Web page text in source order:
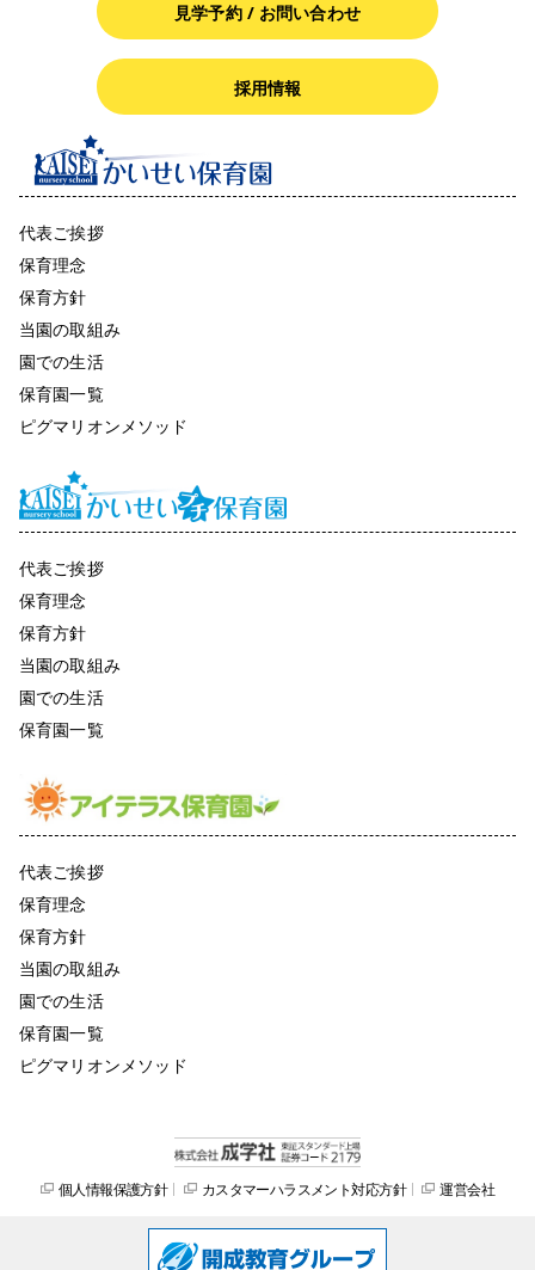
見学予約 / お問い合わせ
採用情報
代表ご挨拶
保育理念
保育方針
当園の取組み
園での生活
保育園一覧
ピグマリオンメソッド
代表ご挨拶
保育理念
保育方針
当園の取組み
園での生活
保育園一覧
代表ご挨拶
保育理念
保育方針
当園の取組み
園での生活
保育園一覧
ピグマリオンメソッド
個人情報保護方針 カスタマーハラスメント対応方針 運営会社